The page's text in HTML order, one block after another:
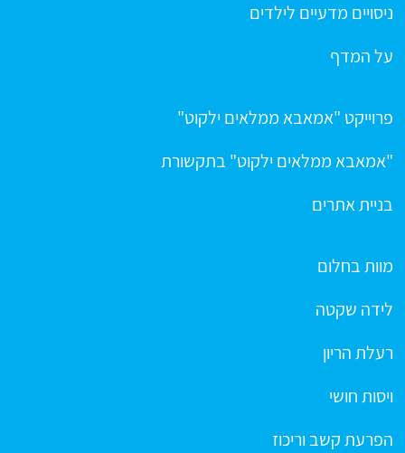
ניסויים מדעיים לילדים
על המדף
פרוייקט "אמאבא ממלאים ילקוט"
"אמאבא ממלאים ילקוט" בתקשורת
בניית אתרים
מוות בחלום
לידה שקטה
רעלת הריון
ויסות חושי
הפרעת קשב וריכוז